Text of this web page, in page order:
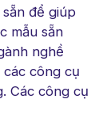
để giúp
mẫu sẵn
nghề
công cụ
Các công cụ